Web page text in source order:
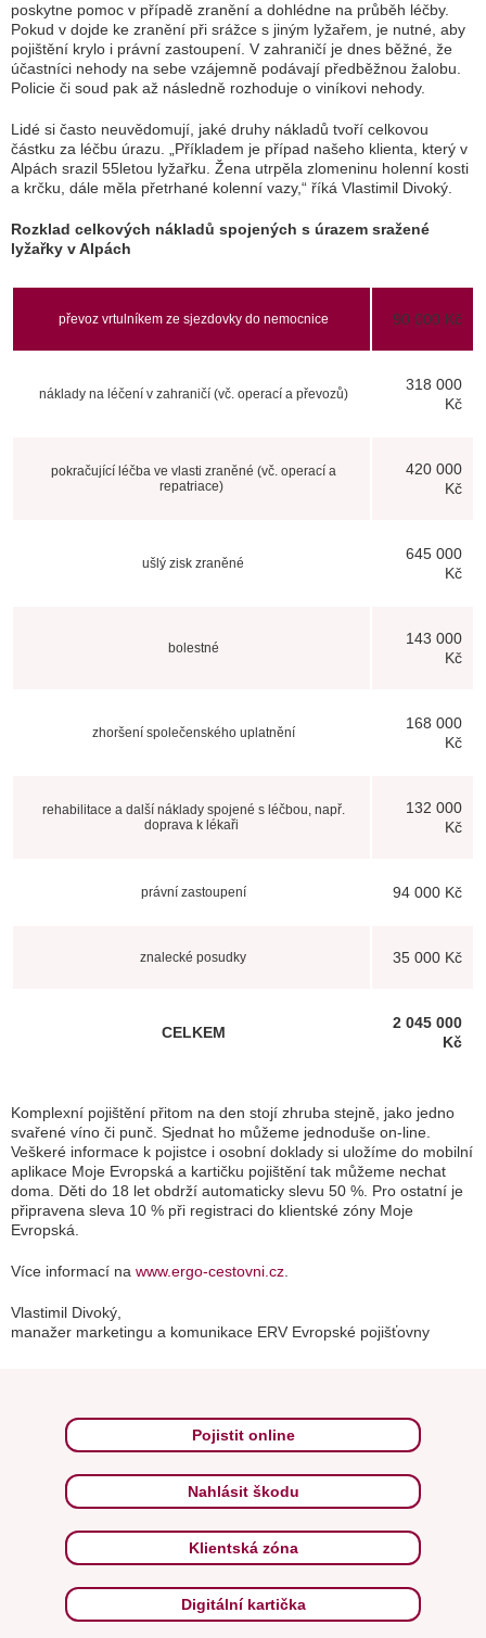
poskytne pomoc v případě zranění a dohlédne na průběh léčby.
Pokud v dojde ke zranění při srážce s jiným lyžařem, je nutné, aby
pojištění krylo i právní zastoupení. V zahraničí je dnes běžné, že
účastníci nehody na sebe vzájemně podávají předběžnou žalobu.
Policie či soud pak až následně rozhoduje o viníkovi nehody.
Lidé si často neuvědomují, jaké druhy nákladů tvoří celkovou
částku za léčbu úrazu.
„Příkladem je případ našeho klienta, který v
Alpách srazil 55letou lyžařku. Žena utrpěla zlomeninu holenní kosti
a krčku, dále měla přetrhané kolenní vazy,“ říká Vlastimil Divoký.
Rozklad celkových nákladů spojených s úrazem sražené
lyžařky v Alpách
převoz vrtulníkem ze sjezdovky do nemocnice 90 000 Kč
náklady na léčení v zahraničí (vč. operací a převozů)
318 000
Kč
pokračující léčba ve vlasti zraněné (vč. operací a
repatriace)
420 000
Kč
ušlý zisk zraněné
645 000
Kč
bolestné
143 000
Kč
zhoršení společenského uplatnění
168 000
Kč
rehabilitace a další náklady spojené s léčbou, např.
doprava k lékaři
132 000
Kč
právní zastoupení 94 000 Kč
znalecké posudky 35 000 Kč
CELKEM
2 045 000
Kč
Komplexní pojištění přitom na den stojí zhruba stejně, jako jedno
svařené víno či punč. Sjednat ho můžeme jednoduše on-line.
Veškeré informace k pojistce i osobní doklady si uložíme do mobilní
aplikace Moje Evropská a kartičku pojištění tak můžeme nechat
doma. Děti do 18 let obdrží automaticky slevu 50 %. Pro ostatní je
připravena sleva 10 % při registraci do klientské zóny Moje
Evropská.
Více informací na www.ergo-cestovni.cz
Vlastimil Divoký,
manažer marketingu a komunikace ERV Evropské pojišťovny
Pojistit online
Nahlásit škodu
Klientská zóna
Digitální kartička